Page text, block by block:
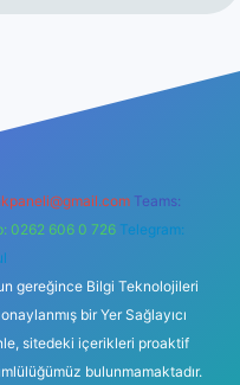
Teams:
0262 606 0 726 Telegram:
gereğince Bilgi Teknolojileri
bir Yer Sağlayıcı
sitedeki içerikleri proaktif
bulunmamaktadır.